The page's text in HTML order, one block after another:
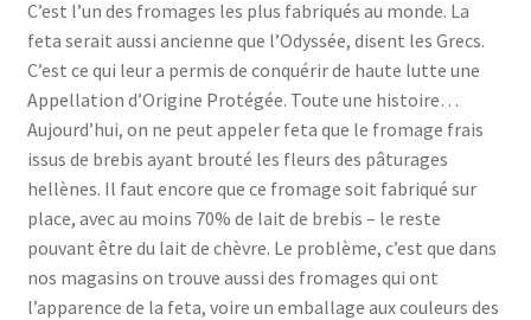
C’est l’un des fromages les plus fabriqués au monde. La
feta serait aussi ancienne que l’Odyssée, disent les Grecs.
C’est ce qui leur a permis de conquérir de haute lutte une
Appellation d’Origine Protégée. Toute une histoire…
Aujourd’hui, on ne peut appeler feta que le fromage frais
issus de brebis ayant brouté les fleurs des pâturages
hellènes. Il faut encore que ce fromage soit fabriqué sur
place, avec au moins 70% de lait de brebis – le reste
pouvant être du lait de chèvre. Le problème, c’est que dans
nos magasins on trouve aussi des fromages qui ont
l’apparence de la feta, voire un emballage aux couleurs des